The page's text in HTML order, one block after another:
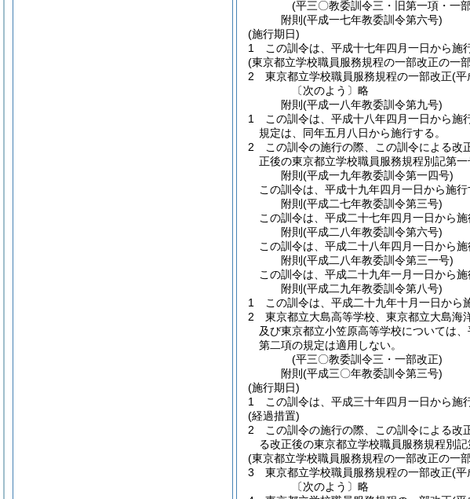
(平三〇教委訓令三・旧第一項・一
附則 (平成一七年教委訓令第六号)
(施行期日)
1
この訓令は、平成十七年四月一日から施
(東京都立学校職員服務規程の一部改正の一
2
東京都立学校職員服務規程の一部改正(平
〔次のよう〕略
附則 (平成一八年教委訓令第九号)
1
この訓令は、平成十八年四月一日から施
規定は、同年五月八日から施行する。
2
この訓令の施行の際、この訓令による
正後の東京都立学校職員服務規程別記第
附則 (平成一九年教委訓令第一四号)
この訓令は、平成十九年四月一日から施行
附則 (平成二七年教委訓令第三号)
この訓令は、平成二十七年四月一日から施
附則 (平成二八年教委訓令第六号)
この訓令は、平成二十八年四月一日から施
附則 (平成二八年教委訓令第三一号)
この訓令は、平成二十九年一月一日から施
附則 (平成二九年教委訓令第八号)
1
この訓令は、平成二十九年十月一日から
2
東京都立大島高等学校、東京都立大島海
及び東京都立小笠原高等学校については
第二項の規定は適用しない。
(平三〇教委訓令三・一部改正)
附則 (平成三〇年教委訓令第三号)
(施行期日)
1
この訓令は、平成三十年四月一日から施
(経過措置)
2
この訓令の施行の際、この訓令による
る改正後の東京都立学校職員服務規程別
(東京都立学校職員服務規程の一部改正の一
3
東京都立学校職員服務規程の一部改正(平
〔次のよう〕略